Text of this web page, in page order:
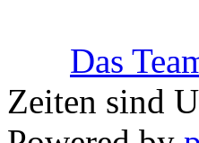
Das
Zeiten sind